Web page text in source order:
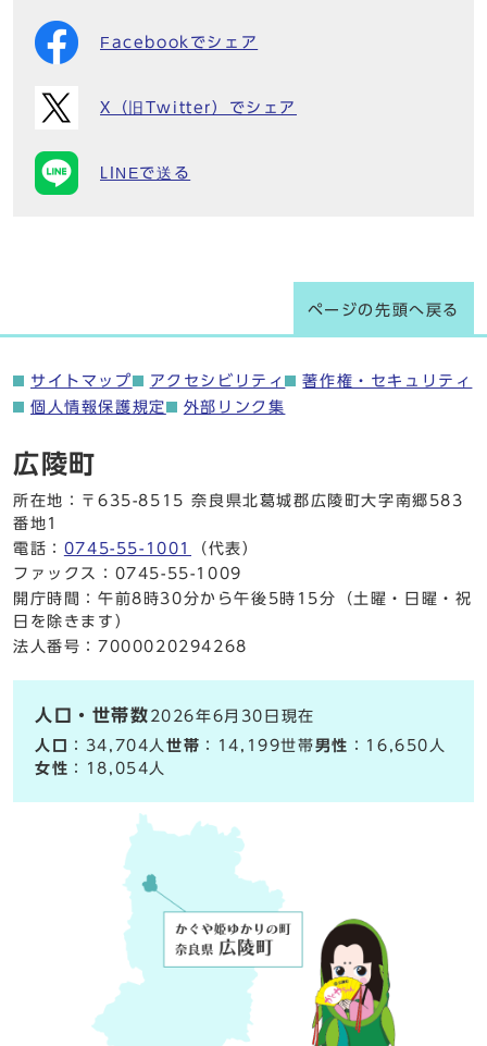
Facebookでシェア
X（旧Twitter）でシェア
LINEで送る
ページの先頭へ戻る
サイトマップ アクセシビリティ
著作権・セキュリティ
個人情報保護規定
外部リンク集
広陵町
所在地：〒635-8515 奈良県北葛城郡広陵町大字南郷583
番地1
電話： 0745-55-1001
（代表）
ファックス：0745-55-1009
開庁時間：午前8時30分から午後5時15分（土曜・日曜・祝
日を除きます）
法人番号：7000020294268
人口・世帯数 2026年6月30日現在
人口
：34,704人世帯 ：14,199世帯男性 ：16,650人
女性 ：18,054人